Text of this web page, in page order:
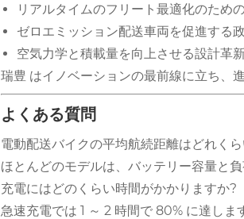
リアルタイムのフリート最適化のため
ゼロエミッション配送車両を促進する
空気力学と積載量を向上させる設計革
瑞豊 はイノベーションの最前線に立ち、
よくある質問
電動配送バイクの平均航続距離はどれく
ほとんどのモデルは、バッテリー容量と
充電にはどのくらい時間がかかりますか?
急速充電では 1 ～ 2 時間で 80% に達し